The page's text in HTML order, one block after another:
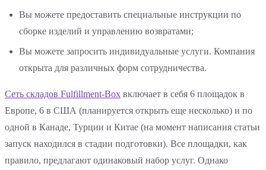
Вы можете предоставить специальные инструкции по
сборке изделий и управлению возвратами;
Вы можете запросить индивидуальные услуги. Компания
открыта для различных форм сотрудничества.
Сеть складов Fulfillment-Box включает в себя 6 площадок в
Европе, 6 в США (планируется открыть еще несколько) и по
одной в Канаде, Турции и Китае (на момент написания статьи
запуск находился в стадии подготовки). Все площадки, как
правило, предлагают одинаковый набор услуг. Однако